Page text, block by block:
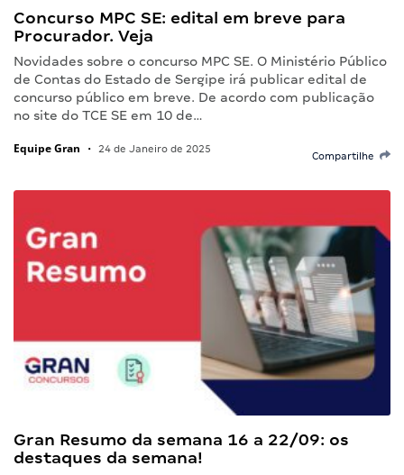
Concurso MPC SE: edital em breve para
Procurador. Veja
Novidades sobre o concurso MPC SE. O Ministério Público
de Contas do Estado de Sergipe irá publicar edital de
concurso público em breve. De acordo com publicação
no site do TCE SE em 10 de…
Equipe Gran • 24 de Janeiro de 2025
Compartilhe
Gran Resumo da semana 16 a 22/09: os
destaques da semana!